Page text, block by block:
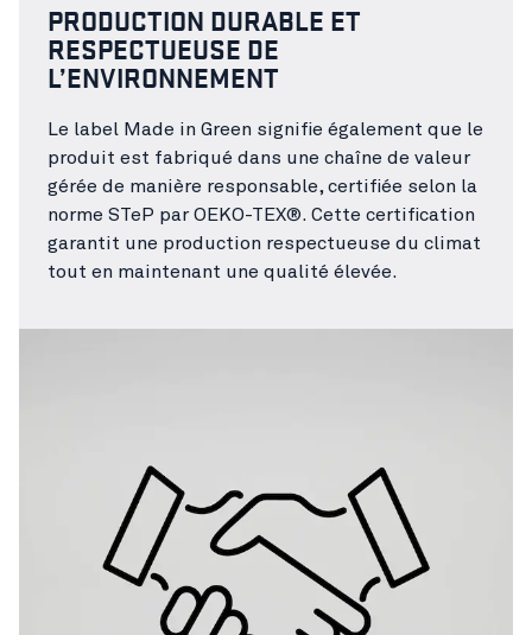
PRODUCTION DURABLE ET
RESPECTUEUSE DE
L’ENVIRONNEMENT
Le label Made in Green signifie également que le
produit est fabriqué dans une chaîne de valeur
gérée de manière responsable, certifiée selon la
norme STeP par OEKO-TEX®. Cette certification
garantit une production respectueuse du climat
tout en maintenant une qualité élevée.